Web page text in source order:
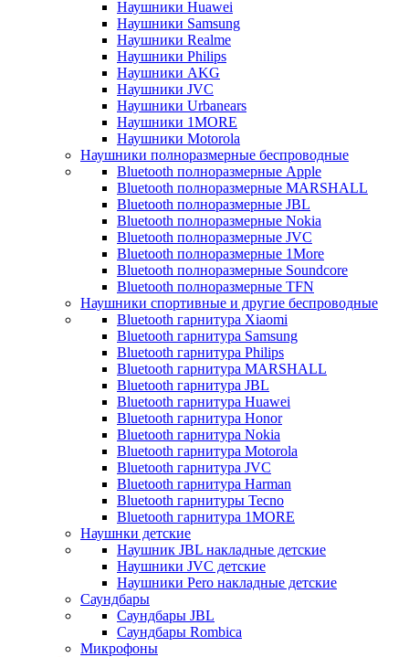
Наушники Huawei
Наушники Samsung
Наушники Realme
Наушники Philips
Наушники AKG
Наушники JVC
Наушники Urbanears
Наушники 1MORE
Наушники Motorola
Наушники полноразмерные беспроводные
Bluetooth полноразмерные Apple
Bluetooth полноразмерные MARSHALL
Bluetooth полноразмерные JBL
Bluetooth полноразмерные Nokia
Bluetooth полноразмерные JVC
Bluetooth полноразмерные 1More
Bluetooth полноразмерные Soundcore
Bluetooth полноразмерные TFN
Наушники спортивные и другие беспроводные
Bluetooth гарнитура Xiaomi
Bluetooth гарнитура Samsung
Bluetooth гарнитура Philips
Bluetooth гарнитура MARSHALL
Bluetooth гарнитура JBL
Bluetooth гарнитура Huawei
Bluetooth гарнитура Honor
Bluetooth гарнитура Nokia
Bluetooth гарнитура Motorola
Bluetooth гарнитура JVC
Bluetooth гарнитура Harman
Bluetooth гарнитуры Tecno
Bluetooth гарнитура 1MORE
Наушнки детские
Наушник JBL накладные детские
Наушники JVC детские
Наушники Pero накладные детские
Саундбары
Саундбары JBL
Саундбары Rombica
Микрофоны